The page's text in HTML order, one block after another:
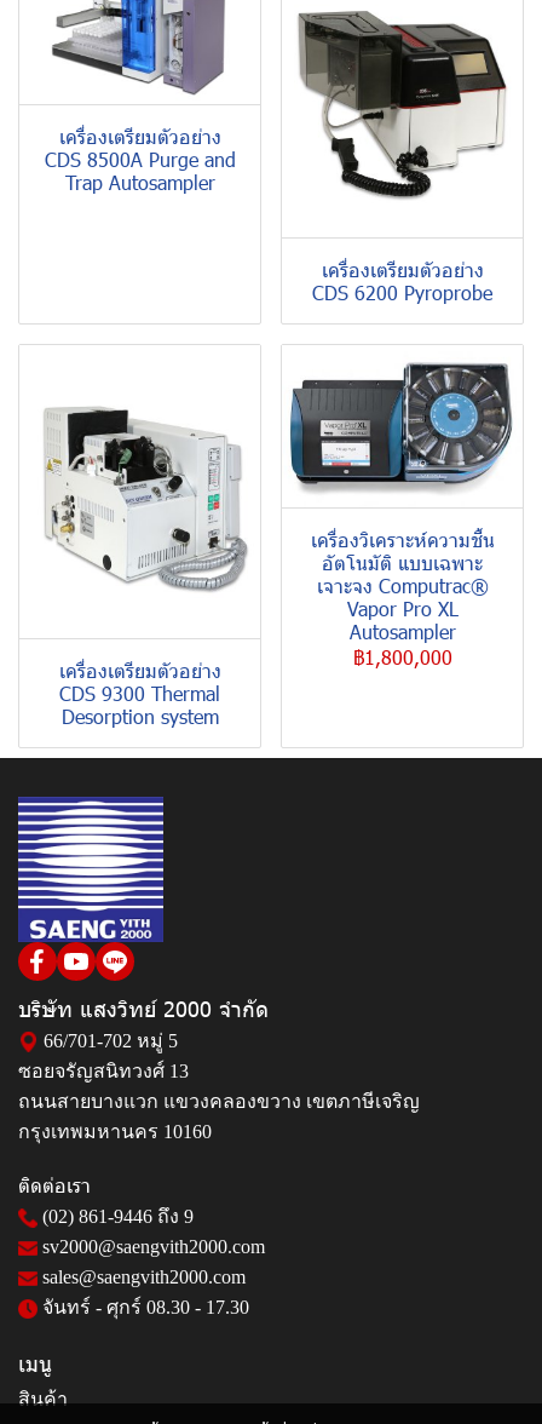
เครื่องเตรียมตัวอย่าง
CDS 8500A Purge and
Trap Autosampler
เครื่องเตรียมตัวอย่าง
CDS 6200 Pyroprobe
เครื่องเตรียมตัวอย่าง
CDS 9300 Thermal
Desorption system
เครื่องวิเคราะห์ความชื้น
อัตโนมัติ แบบเฉพาะ
เจาะจง Computrac®
Vapor Pro XL
Autosampler
฿1,800,000
บริษัท แสงวิทย์ 2000 จำกัด
66/701-702 หมู่ 5
ซอยจรัญสนิทวงศ์ 13
ถนนสายบางแวก แขวงคลองขวาง เขตภาษีเจริญ
กรุงเทพมหานคร 10160
ติดต่อเรา
(02) 861-9446 ถึง 9
sv2000@saengvith2000.com
sales@saengvith2000.com
จันทร์ - ศุกร์ 08.30 - 17.30
เมนู
สินค้า